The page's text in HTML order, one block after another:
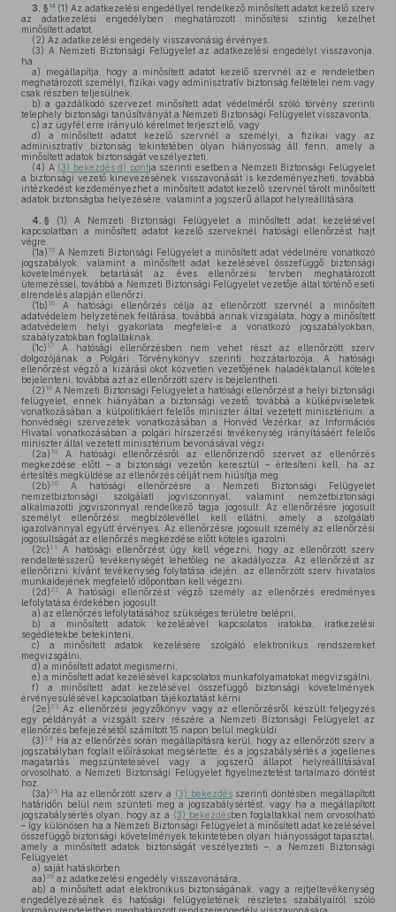
3. § 14 (1) Az adatkezelési engedéllyel rendelkező minősített adatot kezelő szerv
az adatkezelési engedélyben meghatározott minősítési szintig kezelhet
minősített adatot.
(2) Az adatkezelési engedély visszavonásig érvényes.
(3) A Nemzeti Biztonsági Felügyelet az adatkezelési engedélyt visszavonja,
ha
a) megállapítja, hogy a minősített adatot kezelő szervnél az e rendeletben
meghatározott személyi, fizikai vagy adminisztratív biztonság feltételei nem vagy
csak részben teljesülnek,
b) a gazdálkodó szervezet minősített adat védelméről szóló törvény szerinti
telephely biztonsági tanúsítványát a Nemzeti Biztonsági Felügyelet visszavonta,
c) az ügyfél erre irányuló kérelmet terjeszt elő, vagy
d) a minősített adatot kezelő szervnél a személyi, a fizikai vagy az
adminisztratív biztonság tekintetében olyan hiányosság áll fenn, amely a
minősített adatok biztonságát veszélyezteti.
(4) A (3) bekezdés d) pontja szerinti esetben a Nemzeti Biztonsági Felügyelet
a biztonsági vezető kinevezésének visszavonását is kezdeményezheti, továbbá
intézkedést kezdeményezhet a minősített adatot kezelő szervnél tárolt minősített
adatok biztonságba helyezésére, valamint a jogszerű állapot helyreállítására.
4. § (1) A Nemzeti Biztonsági Felügyelet a minősített adat kezelésével
kapcsolatban a minősített adatot kezelő szerveknél hatósági ellenőrzést hajt
végre.
(1a) 15 A Nemzeti Biztonsági Felügyelet a minősített adat védelmére vonatkozó
jogszabályok, valamint a minősített adat kezelésével összefüggő biztonsági
követelmények betartását az éves ellenőrzési tervben meghatározott
ütemezéssel, továbbá a Nemzeti Biztonsági Felügyelet vezetője által történő eseti
elrendelés alapján ellenőrzi.
(1b) 16
A hatósági ellenőrzés célja az ellenőrzött szervnél a minősített
adatvédelem helyzetének feltárása, továbbá annak vizsgálata, hogy a minősített
adatvédelem helyi gyakorlata megfelel-e a vonatkozó jogszabályokban,
szabályzatokban foglaltaknak.
(1c) 17
A hatósági ellenőrzésben nem vehet részt az ellenőrzött szerv
dolgozójának a Polgári Törvénykönyv szerinti hozzátartozója. A hatósági
ellenőrzést végző a kizárási okot közvetlen vezetőjének haladéktalanul köteles
bejelenteni, továbbá azt az ellenőrzött szerv is bejelentheti.
(2) 18 A Nemzeti Biztonsági Felügyelet a hatósági ellenőrzést a helyi biztonsági
felügyelet, ennek hiányában a biztonsági vezető, továbbá a külképviseletek
vonatkozásában a külpolitikáért felelős miniszter által vezetett minisztérium, a
honvédségi szervezetek vonatkozásában a Honvéd Vezérkar, az Információs
Hivatal vonatkozásában a polgári hírszerzési tevékenység irányításáért felelős
miniszter által vezetett minisztérium bevonásával végzi.
(2a) 19
A hatósági ellenőrzésről az ellenőrizendő szervet az ellenőrzés
megkezdése előtt – a biztonsági vezetőn keresztül – értesíteni kell, ha az
értesítés megküldése az ellenőrzés célját nem hiúsítja meg.
(2b) 20
A hatósági ellenőrzésre a Nemzeti Biztonsági Felügyelet
nemzetbiztonsági szolgálati jogviszonnyal, valamint nemzetbiztonsági
alkalmazotti jogviszonnyal rendelkező tagja jogosult. Az ellenőrzésre jogosult
személyt ellenőrzési megbízólevéllel kell ellátni, amely a szolgálati
igazolvánnyal együtt érvényes. Az ellenőrzésre jogosult személy az ellenőrzési
jogosultságát az ellenőrzés megkezdése előtt köteles igazolni.
(2c) 21
A hatósági ellenőrzést úgy kell végezni, hogy az ellenőrzött szerv
rendeltetésszerű tevékenységét lehetőleg ne akadályozza. Az ellenőrzést az
ellenőrizni kívánt tevékenység folytatása idején, az ellenőrzött szerv hivatalos
munkaidejének megfelelő időpontban kell végezni.
(2d) 22
A hatósági ellenőrzést végző személy az ellenőrzés eredményes
lefolytatása érdekében jogosult
a) az ellenőrzés lefolytatásához szükséges területre belépni,
b) a minősített adatok kezelésével kapcsolatos iratokba, iratkezelési
segédletekbe betekinteni,
c) a minősített adatok kezelésére szolgáló elektronikus rendszereket
megvizsgálni,
d) a minősített adatot megismerni,
e) a minősített adat kezelésével kapcsolatos munkafolyamatokat megvizsgálni,
f) a minősített adat kezelésével összefüggő biztonsági követelmények
érvényesülésével kapcsolatban tájékoztatást kérni.
(2e) 23 Az ellenőrzési jegyzőkönyv vagy az ellenőrzésről készült feljegyzés
egy példányát a vizsgált szerv részére a Nemzeti Biztonsági Felügyelet az
ellenőrzés befejezésétől számított 15 napon belül megküldi.
(3) 24 Ha az ellenőrzés során megállapításra kerül, hogy az ellenőrzött szerv a
jogszabályban foglalt előírásokat megsértette, és a jogszabálysértés a jogellenes
magatartás megszüntetésével vagy a jogszerű állapot helyreállításával
orvosolható, a Nemzeti Biztonsági Felügyelet figyelmeztetést tartalmazó döntést
hoz.
(3a) 25 Ha az ellenőrzött szerv a (3) bekezdésszerinti döntésben megállapított
határidőn belül nem szünteti meg a jogszabálysértést, vagy ha a megállapított
jogszabálysértés olyan, hogy az a (3) bekezdésben foglaltakkal nem orvosolható
– így különösen ha a Nemzeti Biztonsági Felügyelet a minősített adat kezelésével
összefüggő biztonsági követelmények tekintetében olyan hiányosságot tapasztal,
amely a minősített adatok biztonságát veszélyezteti –, a Nemzeti Biztonsági
Felügyelet
a) saját hatáskörben
aa) 26 az adatkezelési engedély visszavonására,
ab) a minősített adat elektronikus biztonságának, vagy a rejtjeltevékenység
engedélyezésének és hatósági felügyeletének részletes szabályairól szóló